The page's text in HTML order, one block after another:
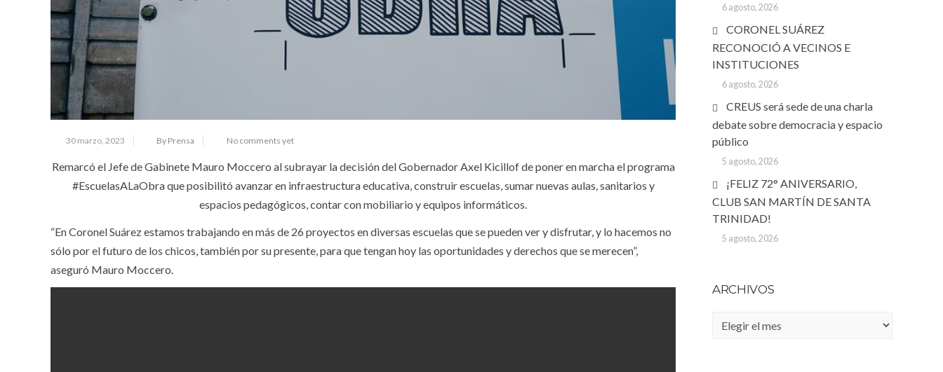
30 marzo, 2023 By Prensa No comments yet
Remarcó el Jefe de Gabinete Mauro Moccero al subrayar la decisión del Gobernador Axel Kicillof de poner en marcha el programa
#EscuelasALaObra que posibilitó avanzar en infraestructura educativa, construir escuelas, sumar nuevas aulas, sanitarios y
espacios pedagógicos, contar con mobiliario y equipos informáticos.
“En Coronel Suárez estamos trabajando en más de 26 proyectos en diversas escuelas que se pueden ver y disfrutar, y lo hacemos no
sólo por el futuro de los chicos, también por su presente, para que tengan hoy las oportunidades y derechos que se merecen”,
aseguró Mauro Moccero.
6 agosto, 2026
CORONEL SUÁREZ
RECONOCIÓ A VECINOS E
INSTITUCIONES
6 agosto, 2026
CREUS será sede de una charla
debate sobre democracia y espacio
público
5 agosto, 2026
¡FELIZ 72° ANIVERSARIO,
CLUB SAN MARTÍN DE SANTA
TRINIDAD!
5 agosto, 2026
ARCHIVOS
Archivos